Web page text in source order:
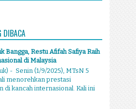
DIBACA
Bangga, Restu Afifah Safiya Raih
di Malaysia
- Senin (1/9/2025), MTsN 5
menorehkan prestasi
di kancah internasional. Kali ini